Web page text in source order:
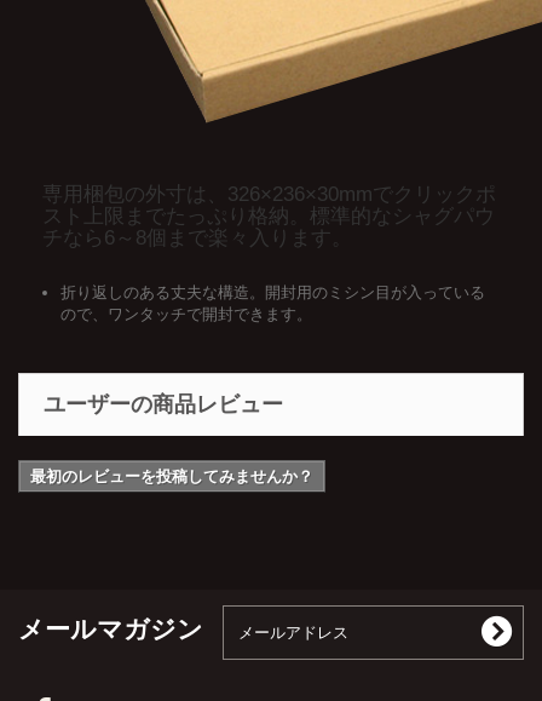
専用梱包の外寸は、326×236×30mmでクリックポ
スト上限までたっぷり格納。標準的なシャグパウ
チなら6～8個まで楽々入ります。
折り返しのある丈夫な構造。開封用のミシン目が入っている
ので、ワンタッチで開封できます。
ユーザーの商品レビュー
最初のレビューを投稿してみませんか？
メールマガジン